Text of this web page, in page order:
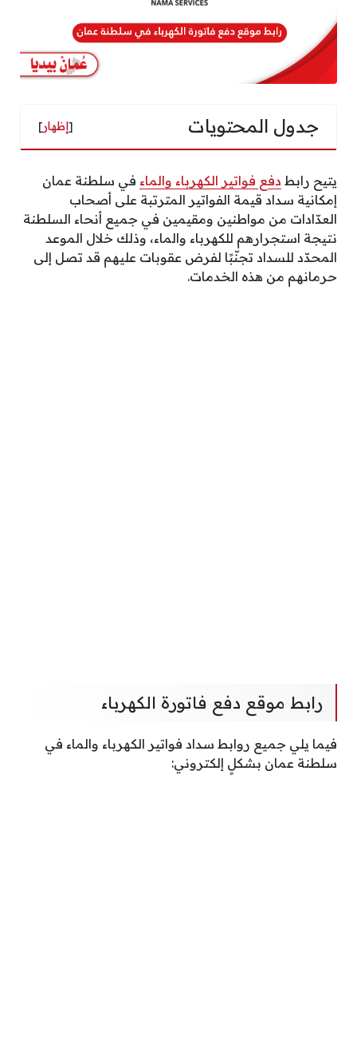
جدول المحتويات [إظهار]
يتيح رابط دفع فواتير الكهرباء والماء في سلطنة عمان
إمكانية سداد قيمة الفواتير المترتبة على أصحاب
العدّادات من مواطنين ومقيمين في جميع أنحاء السلطنة
نتيجة استجرارهم للكهرباء والماء، وذلك خلال الموعد
المحدّد للسداد تجنّبًا لفرض عقوبات عليهم قد تصل إلى
حرمانهم من هذه الخدمات.
رابط موقع دفع فاتورة الكهرباء
فيما يلي جميع روابط سداد فواتير الكهرباء والماء في
سلطنة عمان بشكلٍ إلكتروني: